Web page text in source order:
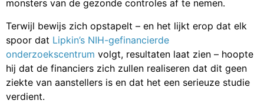
monsters van de gezonde controles af te nemen.
Terwijl bewijs zich opstapelt – en het lijkt erop dat elk
spoor dat Lipkin’s NIH-gefinancierde
onderzoekscentrum volgt, resultaten laat zien – hoopte
hij dat de financiers zich zullen realiseren dat dit geen
ziekte van aanstellers is en dat het een serieuze studie
verdient.